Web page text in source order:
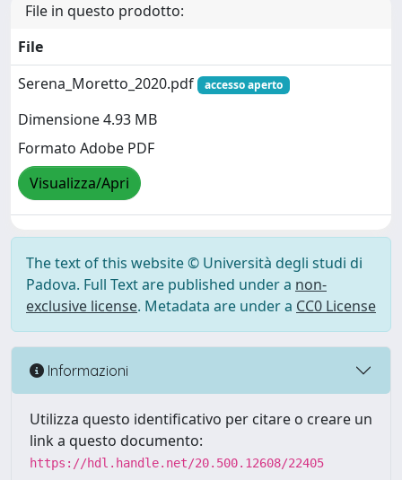
File in questo prodotto:
File
Serena_Moretto_2020.pdf
accesso aperto
Dimensione 4.93 MB
Formato Adobe PDF
Visualizza/Apri
The text of this website © Università degli studi di
Padova. Full Text are published under a non-
exclusive license. Metadata are under a CC0 License
Informazioni
Utilizza questo identificativo per citare o creare un
link a questo documento:
https://hdl.handle.net/20.500.12608/22405